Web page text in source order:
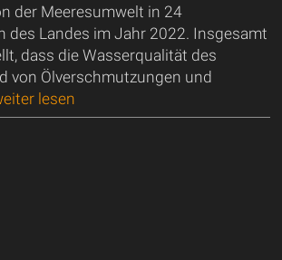
der Meeresumwelt in 24
des Landes im Jahr 2022. Insgesamt
dass die Wasserqualität des
von Ölverschmutzungen und
lesen